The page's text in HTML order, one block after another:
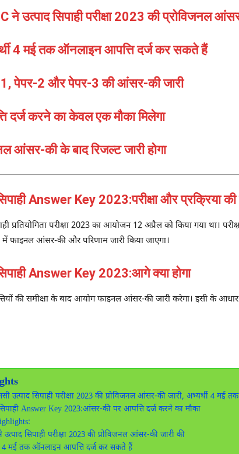
ने उत्पाद सिपाही परीक्षा 2023 की प्रोविजनल
4 मई तक ऑनलाइन आपत्ति दर्ज कर सकते हैं
पेपर-2 और पेपर-3 की आंसर-की जारी
दर्ज करने का केवल एक मौका मिलेगा
आंसर-की के बाद रिजल्ट जारी होगा
Answer Key 2023:परीक्षा और प्रक्रिया की
प्रतियोगिता परीक्षा 2023 का आयोजन 12 अप्रैल को किया गया
फाइनल आंसर-की और परिणाम जारी किया जाएगा।
Answer Key 2023:आगे क्या होगा
की समीक्षा के बाद आयोग फाइनल आंसर-की जारी करेगा। इसी के
उत्पाद सिपाही परीक्षा 2023 की प्रोविजनल आंसर-की जारी, अभ्यर्थी 4
Answer Key 2023:आंसर-की पर आपत्ति दर्ज करने का मौका
उत्पाद सिपाही परीक्षा 2023 की प्रोविजनल आंसर-की जारी की
4 मई तक ऑनलाइन आपत्ति दर्ज कर सकते हैं